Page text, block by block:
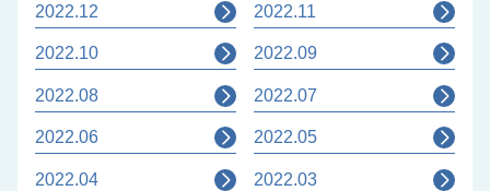
2022.12 2022.11
2022.10 2022.09
2022.08 2022.07
2022.06 2022.05
2022.04 2022.03